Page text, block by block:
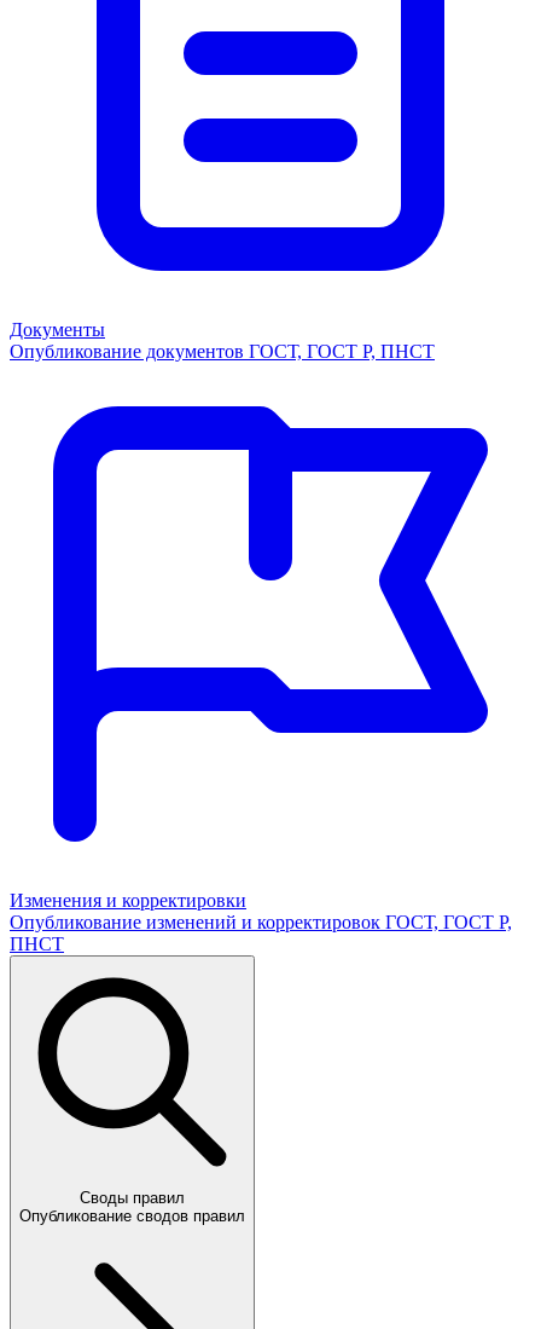
Документы
Опубликование документов ГОСТ, ГОСТ Р, ПНСТ
Изменения и корректировки
Опубликование изменений и корректировок ГОСТ, ГОСТ Р,
ПНСТ
Своды правил
Опубликование сводов правил